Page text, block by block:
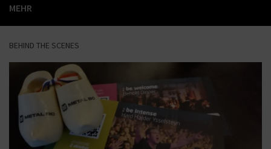
MEHR
BEHIND THE SCENES